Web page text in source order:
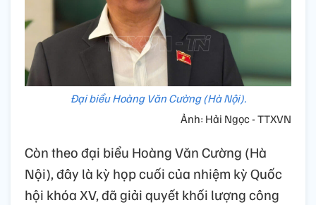
Đại biểu Hoàng Văn Cường (Hà Nội).
Ảnh: Hải Ngọc - TTXVN
Còn theo đại biểu Hoàng Văn Cường (Hà
Nội), đây là kỳ họp cuối của nhiệm kỳ Quốc
hội khóa XV, đã giải quyết khối lượng công